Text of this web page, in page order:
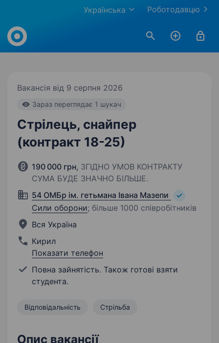
Роботодавцю
Українська
Work.ua
Вакансія від 9 серпня 2026
Зараз переглядає 1 шукач
Стрілець, снайпер
(контракт 18-25)
190 000 грн, ЗГІДНО УМОВ КОНТРАКТУ
СУМА БУДЕ ЗНАЧНО БІЛЬШЕ.
54 ОМБр ім. гетьмана Івана Мазепи
Сили оборони; більше 1000 співробітників
Вся Україна
Кирил
Показати телефон
Повна зайнятість. Також готові взяти
студента.
Відповідальність Стрільба
Опис вакансії